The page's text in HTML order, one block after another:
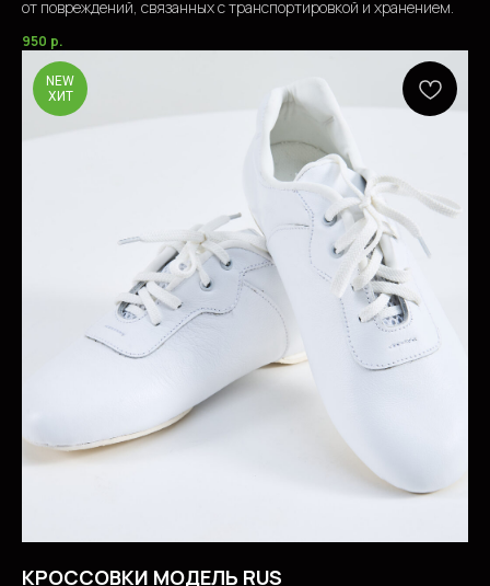
от повреждений, связанных с транспортировкой и хранением.
950 р.
NEW
ХИТ
КРОССОВКИ МОДЕЛЬ RUS